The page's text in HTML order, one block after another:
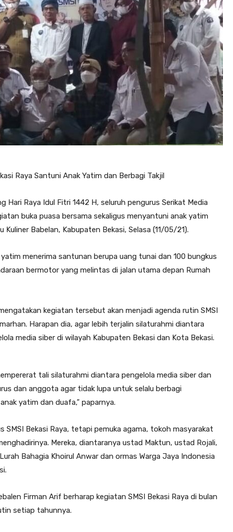
Raya Santuni Anak Yatim dan Berbagi Takjil
Hari Raya Idul Fitri 1442 H, seluruh pengurus Serikat Media
buka puasa bersama sekaligus menyantuni anak yatim
Babelan, Kabupaten Bekasi, Selasa (11/05/21).
menerima santunan berupa uang tunai dan 100 bungkus
bermotor yang melintas di jalan utama depan Rumah
kegiatan tersebut akan menjadi agenda rutin SMSI
Harapan dia, agar lebih terjalin silaturahmi diantara
media siber di wilayah Kabupaten Bekasi dan Kota Bekasi.
tali silaturahmi diantara pengelola media siber dan
dan anggota agar tidak lupa untuk selalu berbagi
yatim dan duafa,” paparnya.
SMSI Bekasi Raya, tetapi pemuka agama, tokoh masyarakat
Mereka, diantaranya ustad Maktun, ustad Rojali,
Bahagia Khoirul Anwar dan ormas Warga Jaya Indonesia
Firman Arif berharap kegiatan SMSI Bekasi Raya di bulan
setiap tahunnya.